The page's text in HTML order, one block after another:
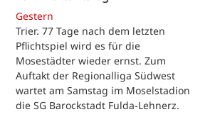
Gestern
Trier. 77 Tage nach dem letzten
Pflichtspiel wird es für die
Mosestädter wieder ernst. Zum
Auftakt der Regionalliga Südwest
wartet am Samstag im Moselstadion
die SG Barockstadt Fulda-Lehnerz.